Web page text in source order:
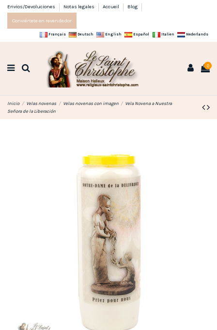
Envios/Devoluciones Notas legales Accueil Blog
Conviértete en revendedor
Français Deutsch English Español Italien Nederlands
0
Inicio Velas novenas Velas novenas con imagen
Vela Novena a Nuestra
Señora de la Liberación